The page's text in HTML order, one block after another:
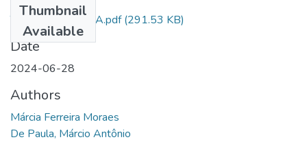
Thumbnail
Available
TCC MARCIA MBA.pdf(291.53 KB)
Date
2024-06-28
Authors
Márcia Ferreira Moraes
De Paula, Márcio Antônio